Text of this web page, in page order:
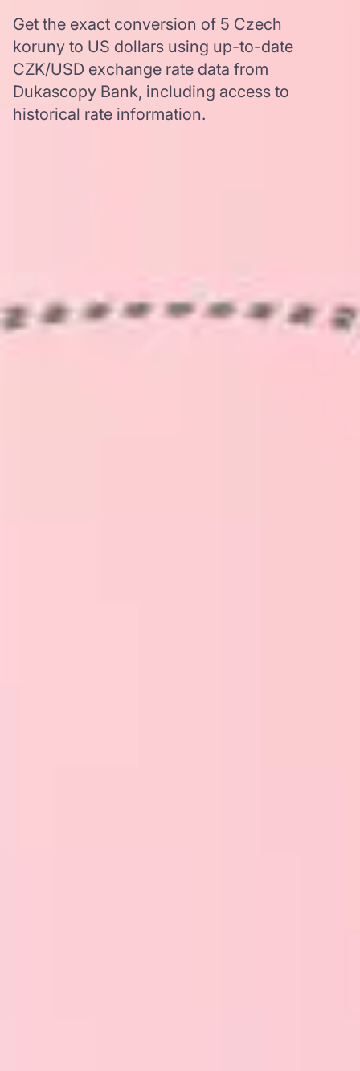
Get the exact conversion of 5 Czech
koruny to US dollars using up-to-date
CZK/USD exchange rate data from
Dukascopy Bank, including access to
historical rate information.